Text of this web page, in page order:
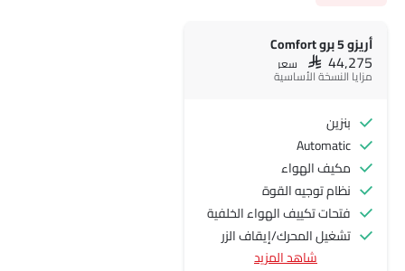
أريزو 5 برو Comfort
SAR 44,275 سعر
مزايا النسخة الأساسية
بنزين
Automatic
مكيف الهواء
نظام توجيه القوة
فتحات تكييف الهواء الخلفية
تشغيل المحرك/إيقاف الزر
منفذ الطاقة الملحق
شاهد المزيد